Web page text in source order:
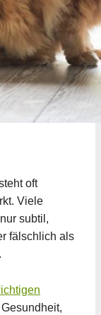
oft
Viele
subtil,
fälschlich als